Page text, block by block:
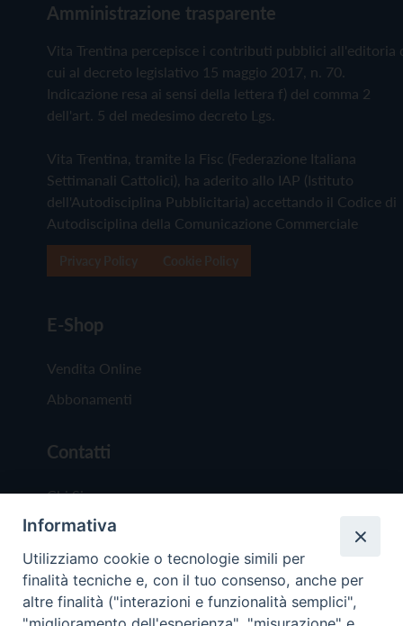
Amministrazione trasparente
Vita Trentina percepisce i contributi pubblici all'editoria
cui al decreto legislativo 15 maggio 2017, n. 70.
Indicazione resa ai sensi della lettera f) del comma 2
dell'art. 5 del medesimo decreto Lgs.
Vita Trentina, tramite la Fisc (Federazione Italiana
Settimanali Cattolici), ha aderito allo IAP (Istituto
dell'Autodisciplina Pubblicitaria) accettando il Codice di
Autodisciplina della Comunicazione Commerciale
E-Shop
Vendita Online
Abbonamenti
Contatti
Chi Siamo
Redazione
Scrivici
Informativa
Utilizziamo cookie o tecnologie simili per
finalità tecniche e, con il tuo consenso, anche per
altre finalità ("interazioni e funzionalità semplici",